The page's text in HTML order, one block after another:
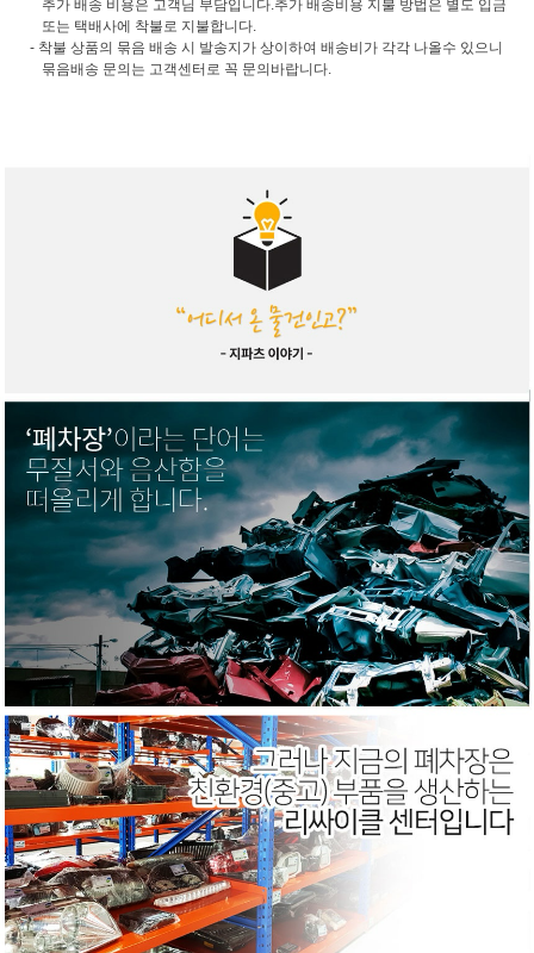
추가 배송 비용은 고객님 부담입니다.추가 배송비용 지불 방법은 별도 입금
또는 택배사에 착불로 지불합니다.
- 착불 상품의 묶음 배송 시 발송지가 상이하여 배송비가 각각 나올수 있으니
묶음배송 문의는 고객센터로 꼭 문의바랍니다.